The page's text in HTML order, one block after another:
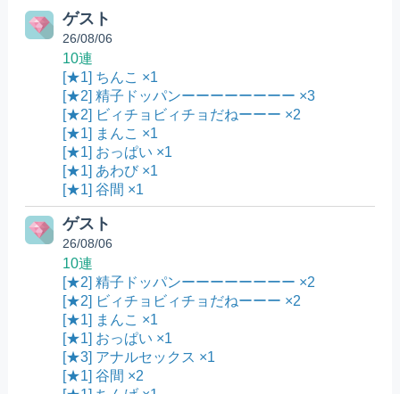
ゲスト
26/08/06
10連
[★1] ちんこ ×1
[★2] 精子ドッパンーーーーーーーー ×3
[★2] ビィチョビィチョだねーーー ×2
[★1] まんこ ×1
[★1] おっぱい ×1
[★1] あわび ×1
[★1] 谷間 ×1
ゲスト
26/08/06
10連
[★2] 精子ドッパンーーーーーーーー ×2
[★2] ビィチョビィチョだねーーー ×2
[★1] まんこ ×1
[★1] おっぱい ×1
[★3] アナルセックス ×1
[★1] 谷間 ×2